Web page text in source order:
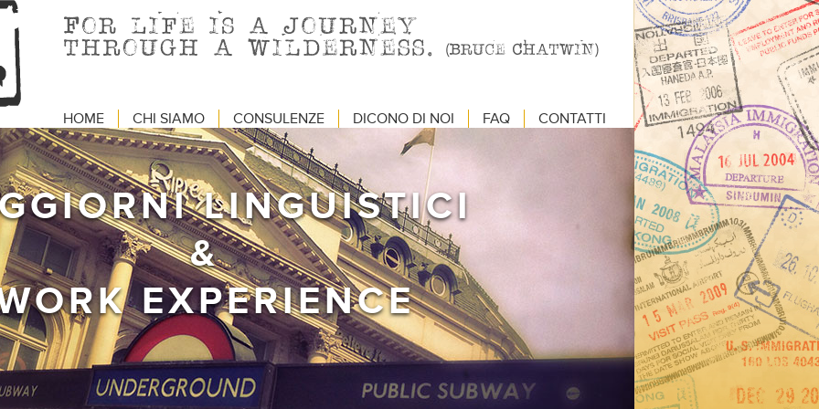
HOME CHI SIAMO CONSULENZE DICONO DI NOI FAQ CONTATTI
LINGUISTICI
&
EXPERIENCE